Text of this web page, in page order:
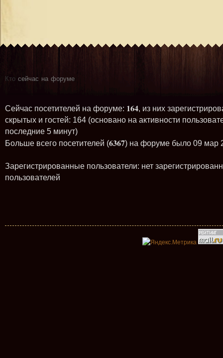
Кто сейчас на форуме
Сейчас посетителей на форуме: 164, из них
скрытых и гостей: 164 (основано на активности
последние 5 минут)
Больше всего посетителей (6367) на форуме было 09 мар
Зарегистрированные пользователи: нет
пользователей